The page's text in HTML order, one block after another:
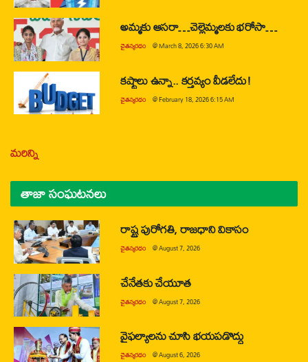
అమ్మకు ఆసరా…చెల్లెమ్మలకు భరోసా…
చైతన్యరధం @March 8, 2026 6:30 AM
కష్టాలు ఉన్నా.. కర్తవ్యం వీడలేదు!
చైతన్యరధం @February 18, 2026 6:15 AM
మరిన్ని
తాజా సంఘటనలు
రాష్ట్ర పురోగతి, రాజధాని వికాసం
చైతన్యరధం @August 7, 2026
చేనేతకు చేయూత
చైతన్యరధం @August 7, 2026
వైఫల్యాలను చూసి భయపడొద్దు
చైతన్యరధం @August 6, 2026